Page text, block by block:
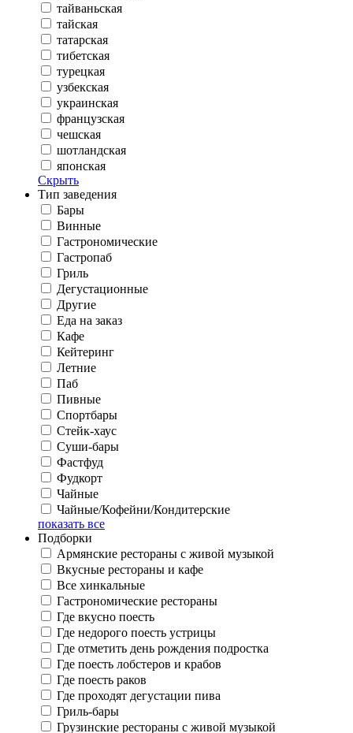
тайваньская
тайская
татарская
тибетская
турецкая
узбекская
украинская
французская
чешская
шотландская
японская
Скрыть
Тип заведения
Бары
Винные
Гастрономические
Гастропаб
Гриль
Дегустационные
Другие
Еда на заказ
Кафе
Кейтеринг
Летние
Паб
Пивные
Спортбары
Стейк-хаус
Суши-бары
Фастфуд
Фудкорт
Чайные
Чайные/Кофейни/Кондитерские
показать все
Подборки
Армянские рестораны с живой музыкой
Вкусные рестораны и кафе
Все хинкальные
Гастрономические рестораны
Где вкусно поесть
Где недорого поесть устрицы
Где отметить день рождения подростка
Где поесть лобстеров и крабов
Где поесть раков
Где проходят дегустации пива
Гриль-бары
Грузинские рестораны с живой музыкой